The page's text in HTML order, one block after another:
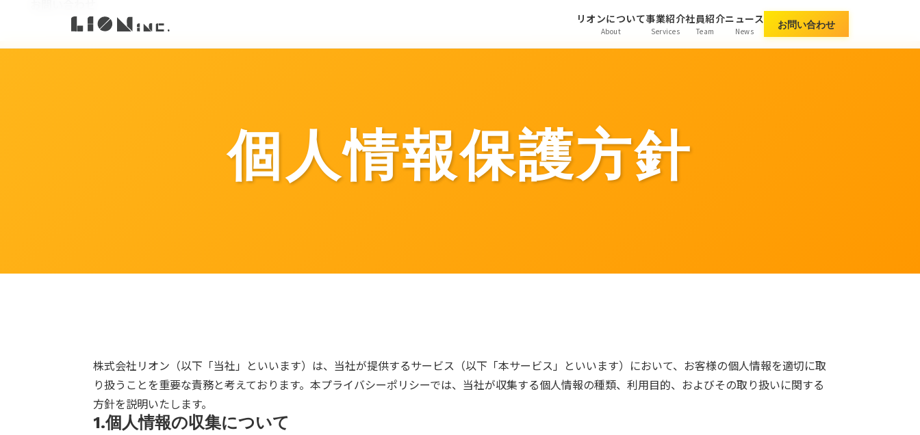
リオンについて
About
事業紹介
Services
社員紹介
Team
ニュース
News
お問い合わせ
導入事例
料金体系
プレスリリース
個人情報保護方針
株式会社リオン（以下「当社」といいます）は、当社が提供するサービス（以下「本サービス」といいます）において、お客様の個人情報を適切に取
り扱うことを重要な責務と考えております。本プライバシーポリシーでは、当社が収集する個人情報の種類、利用目的、およびその取り扱いに関する
方針を説明いたします。
1.個人情報の収集について